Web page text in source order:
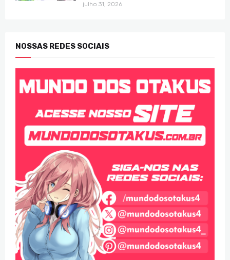
julho 31, 2026
NOSSAS REDES SOCIAIS